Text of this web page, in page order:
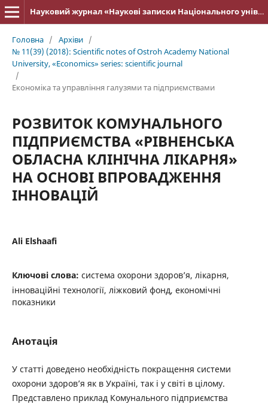
Науковий журнал «Наукові записки Національного університету «Острозька академія»: серія «Економіка»
Головна / Архіви /
№ 11(39) (2018): Scientific notes of Ostroh Academy National
University, «Economics» series: scientific journal
/
Економіка та управління галузями та підприємствами
РОЗВИТОК КОМУНАЛЬНОГО
ПІДПРИЄМСТВА «РІВНЕНСЬКА
ОБЛАСНА КЛІНІЧНА ЛІКАРНЯ»
НА ОСНОВІ ВПРОВАДЖЕННЯ
ІННОВАЦІЙ
Ali Elshaafi
Ключові слова: система охорони здоров’я, лікарня,
інноваційні технології, ліжковий фонд, економічні
показники
Анотація
У статті доведено необхідність покращення системи
охорони здоров’я як в Україні, так і у світі в цілому.
Представлено приклад Комунального підприємства